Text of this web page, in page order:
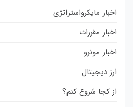
اخبار مایکرواستراتژی
اخبار مقررات
اخبار مونرو
ارز دیجیتال
از کجا شروع کنم؟